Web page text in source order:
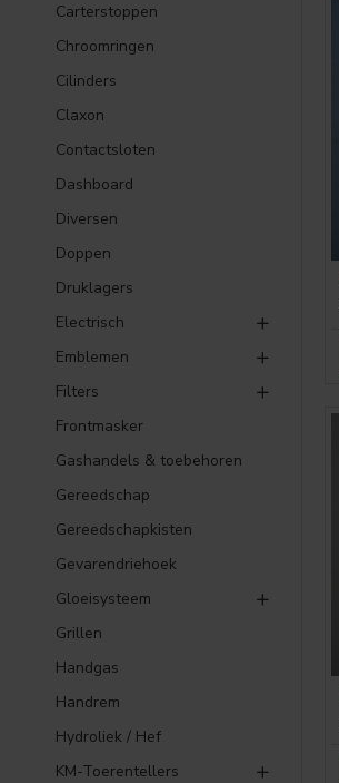
Carterstoppen
Chroomringen
Cilinders
Claxon
Contactsloten
Dashboard
Diversen
Doppen
Druklagers
Electrisch
Emblemen
Filters
Frontmasker
Gashandels & toebehoren
Gereedschap
Gereedschapkisten
Gevarendriehoek
Gloeisysteem
Grillen
Handgas
Handrem
Hydroliek / Hef
KM-Toerentellers